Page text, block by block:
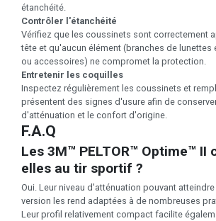
étanchéité.
Contrôler l'étanchéité
Vérifiez que les coussinets sont correctement
tête et qu'aucun élément (branches de lunettes
ou accessoires) ne compromet la protection.
Entretenir les coquilles
Inspectez régulièrement les coussinets et
présentent des signes d'usure afin de
d'atténuation et le confort d'origine.
F.A.Q
Les 3M™ PELTOR™ Optime™ II
elles au tir sportif ?
Oui. Leur niveau d'atténuation pouvant
version les rend adaptées à de nombreuses
Leur profil relativement compact facilite